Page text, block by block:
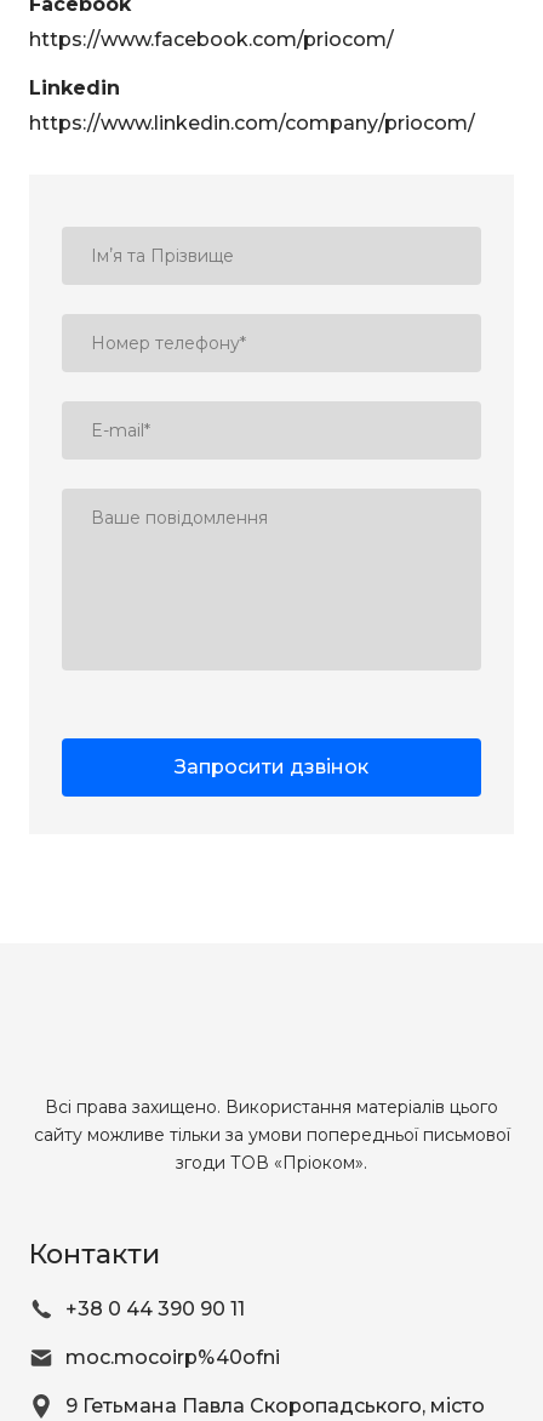
https://www.facebook.com/priocom/
Linkedin
https://www.linkedin.com/company/priocom/
Запросити дзвінок
Всі права захищено. Використання матеріалів цього
сайту можливе тільки за умови попередньої письмової
згоди ТОВ «Пріоком».
Контакти
+38 0 44 390 90 11
moc.mocoirp%40ofni
9 Гетьмана Павла Скоропадського, місто